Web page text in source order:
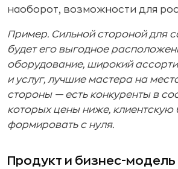
наоборот, возможности для
Пример. Сильной стороной для
будет его выгодное
оборудование, широкий
и услуг, лучшие мастера на
стороны — есть конкуренты в
которых цены ниже, клиентскую
формировать с нуля.
Продукт и бизнес-модель